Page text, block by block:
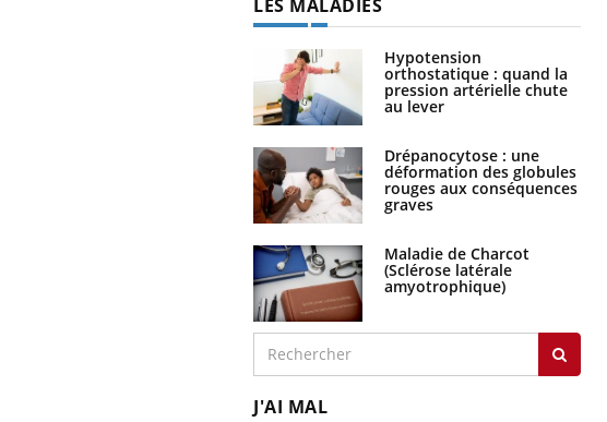
LES MALADIES
Hypotension
orthostatique : quand la
pression artérielle chute
au lever
Drépanocytose : une
déformation des globules
rouges aux conséquences
graves
Maladie de Charcot
(Sclérose latérale
amyotrophique)
J'AI MAL